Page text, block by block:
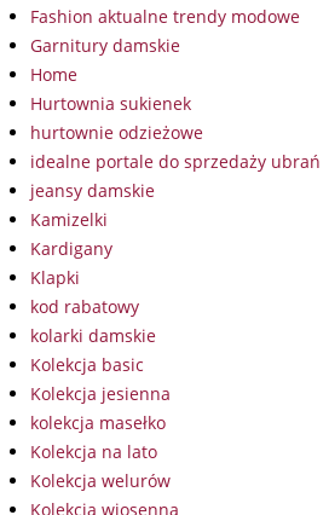
Fashion aktualne trendy modowe
Garnitury damskie
Home
Hurtownia sukienek
hurtownie odzieżowe
idealne portale do sprzedaży ubrań
jeansy damskie
Kamizelki
Kardigany
Klapki
kod rabatowy
kolarki damskie
Kolekcja basic
Kolekcja jesienna
kolekcja masełko
Kolekcja na lato
Kolekcja welurów
Kolekcja wiosenna